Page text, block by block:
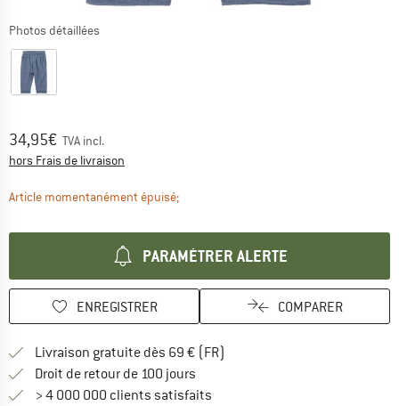
Photos détaillées
Prix:
34,95€ TVA incl.
hors Frais de livraison
Article momentanément épuisé;Le lien s'ouvre dans une boîte
PARAMÉTRER ALERTE
ENREGISTRER COMPARER
Livraison gratuite dès 69 € (FR)
Droit de retour de 100 jours
> 4 000 000 clients satisfaits